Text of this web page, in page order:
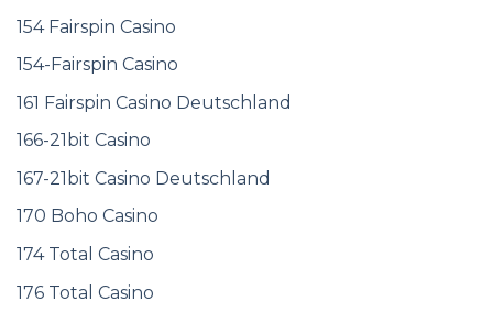
154 Fairspin Casino
154-Fairspin Casino
161 Fairspin Casino Deutschland
166-21bit Casino
167-21bit Casino Deutschland
170 Boho Casino
174 Total Casino
176 Total Casino